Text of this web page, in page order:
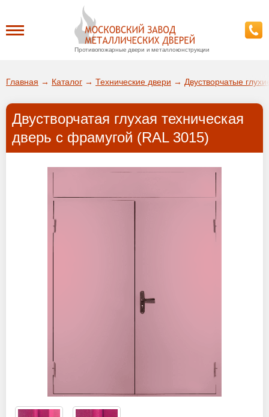
Противопожарные двери и металлоконструкции
ДА!
ВЫБРАТЬ ДРУГОЙ ГОРОД
О заводе
Доставка
Покупателям
ЗАПРОСИТЬ РАСЧЕТ
Главная → Каталог → Технические двери → Двустворчатые
Двустворчатая глухая техническая
дверь с фрамугой (RAL 3015)